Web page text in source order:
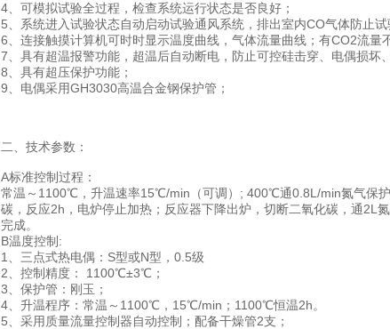
4、可模拟试验全过程，检查系统运行状态是否良好；
5、系统进入试验状态自动启动试验通风系统，排出室内CO气体防止
6、连接触摸计算机可时时显示温度曲线，气体流量曲线；有CO2流量
7、具有超温报警功能，超温后自动断电，防止可控硅击穿、电偶损坏
8、具有超压保护功能；
9、电偶采用GH3030高温合金钢保护管；
二、技术参数：
A标准控制过程：
常温～1100℃，升温速率15℃/min（可调）; 400℃通0.8L/min氮气保
碳，反应2h，电炉停止加热；反应器下降出炉，切断二氧化碳，通2L
完成。
B温度控制:
1、三点式热电偶：S型或N型，0.5级
2、控制精度： 1100℃±3℃；
3、保护管：刚玉；
4、升温程序：常温～1100℃，15℃/min；1100℃恒温2h。
5、采用质量流量控制器自动控制；配备干燥管2支；